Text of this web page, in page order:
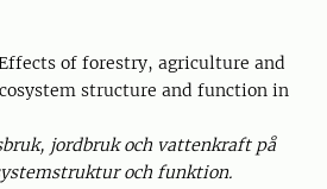
of forestry, agriculture and
structure and function in
jordbruk och vattenkraft på
och funktion.